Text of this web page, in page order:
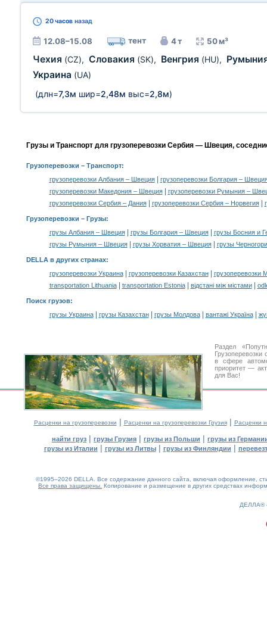
20 часов назад
12.08–15.08 тент 4 т 50 м³
Чехия (CZ), Словакия (SK), Венгрия (HU),
Украина (UA)
(длн=7,3м шир=2,48м выс=2,8м)
Грузы и Транспорт для грузоперевозки Сербия — Швеция,
Грузоперевозки – Транспорт:
грузоперевозки Албания – Швеция|
грузоперевозки Болгария –
грузоперевозки Македония – Швеция|
грузоперевозки Румыния –
грузоперевозки Сербия – Дания| грузоперевозки Сербия – Норвегия|
Грузоперевозки – Грузы:
грузы Албания – Швеция| грузы Болгария – Швеция|
грузы Босния и
грузы Румыния – Швеция| грузы Хорватия – Швеция| грузы
DELLA в других странах:
грузоперевозки Украина| грузоперевозки Казахстан|
грузоперевозки
transportation Lithuania| transportation Estonia| відстані між містами|
Поиск грузов:
грузы Украина| грузы Казахстан| грузы Молдова| вантажі Україна|
Раздел
в сфере
приоритет —
для Вас!
Расценки на грузоперевозки | Расценки на грузоперевозки Грузия| Расценки
найти груз | грузы Грузия | грузы из Польши | грузы из
грузы из Италии | грузы из Литвы| грузы из Финляндии |
©1995–2026 DELLA. Все содержание данного сайта, включая оформление,
Все права защищены. Копирование и размещение в других средствах